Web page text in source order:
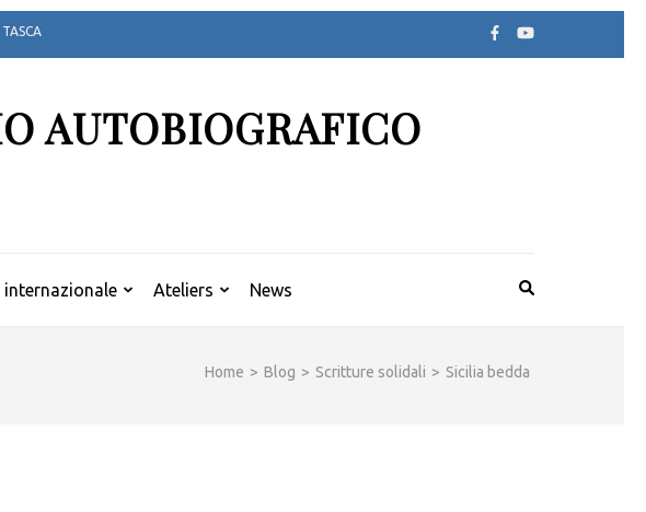
AUTOBIOGRAFICO
internazionale Ateliers News
Home > Blog > Scritture solidali > Sicilia bedda